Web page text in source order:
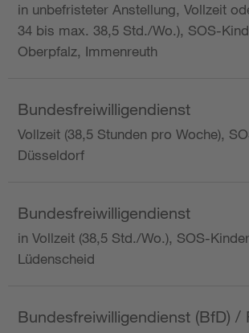
in unbefristeter Anstellung, Vollzeit
34 bis max. 38,5 Std./Wo.), SOS-
Oberpfalz, Immenreuth
Bundesfreiwilligendienst
Vollzeit (38,5 Stunden pro Woche),
Düsseldorf
Bundesfreiwilligendienst
in Vollzeit (38,5 Std./Wo.), SOS-
Lüdenscheid
Bundesfreiwilligendienst (BfD) /